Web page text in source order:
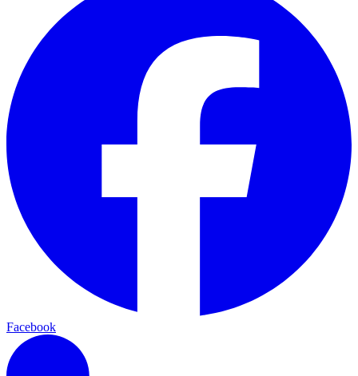
Facebook